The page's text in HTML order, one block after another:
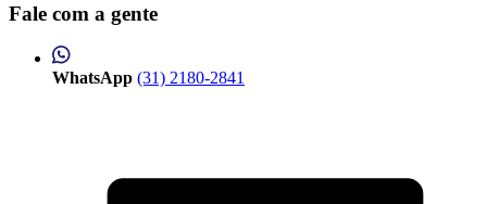
Fale com a gente
WhatsApp (31) 2180-2841